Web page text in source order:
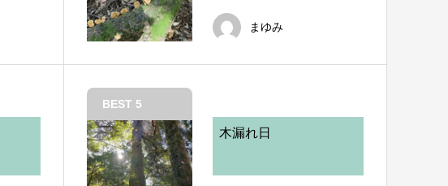
まゆみ
BEST 5
木漏れ日